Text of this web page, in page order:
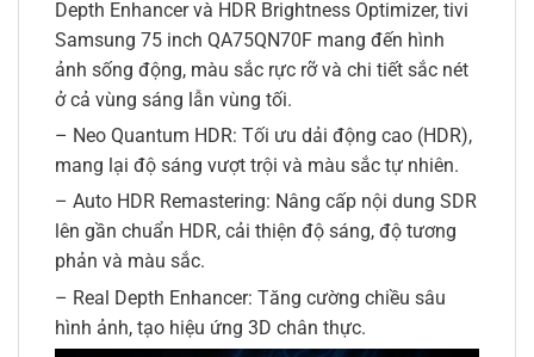
Depth Enhancer và HDR Brightness Optimizer, tivi
Samsung 75 inch QA75QN70F mang đến hình
ảnh sống động, màu sắc rực rỡ và chi tiết sắc nét
ở cả vùng sáng lẫn vùng tối.
– Neo Quantum HDR: Tối ưu dải động cao (HDR),
mang lại độ sáng vượt trội và màu sắc tự nhiên.
– Auto HDR Remastering: Nâng cấp nội dung SDR
lên gần chuẩn HDR, cải thiện độ sáng, độ tương
phản và màu sắc.
– Real Depth Enhancer: Tăng cường chiều sâu
hình ảnh, tạo hiệu ứng 3D chân thực.